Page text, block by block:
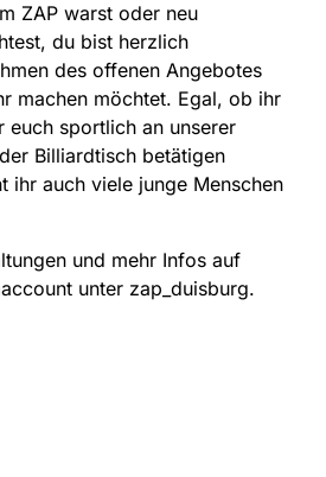
ZAP warst oder neu
du bist herzlich
des offenen Angebotes
machen möchtet. Egal, ob ihr
euch sportlich an unserer
Billiardtisch betätigen
ihr auch viele junge Menschen
und mehr Infos auf
unter zap_duisburg.